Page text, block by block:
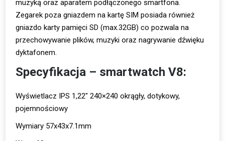
muzyką oraz aparatem podłączonego smartfona.
Zegarek poza gniazdem na kartę SIM posiada również
gniazdo karty pamięci SD (max.32GB) co pozwala na
przechowywanie plików, muzyki oraz nagrywanie dźwięku
dyktafonem.
Specyfikacja – smartwatch V8:
Wyświetlacz IPS 1,22″ 240×240 okrągły, dotykowy,
pojemnościowy
Wymiary 57x43x7.1mm